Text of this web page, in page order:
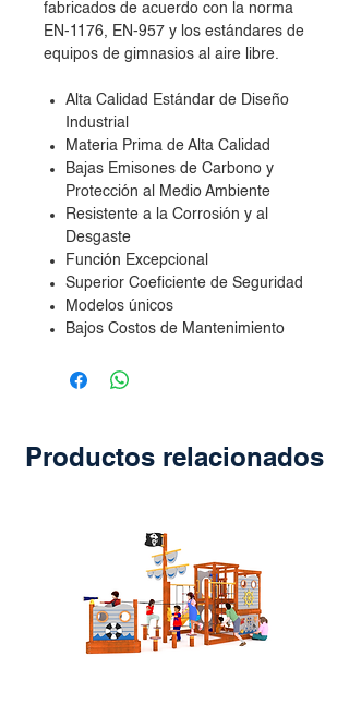
fabricados de acuerdo con la norma
EN-1176, EN-957 y los estándares de
equipos de gimnasios al aire libre.
Alta Calidad Estándar de Diseño
Industrial
Materia Prima de Alta Calidad
Bajas Emisones de Carbono y
Protección al Medio Ambiente
Resistente a la Corrosión y al
Desgaste
Función Excepcional
Superior Coeficiente de Seguridad
Modelos únicos
Bajos Costos de Mantenimiento
Productos relacionados